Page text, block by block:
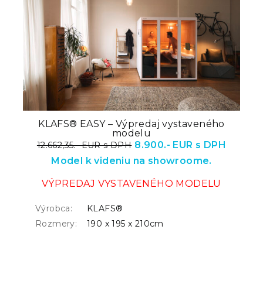
KLAFS® EASY – Výpredaj vystaveného
modelu
12.662,35.- EUR s DPH 8.900.- EUR s DPH
Model k videniu na showroome.
VÝPREDAJ VYSTAVENÉHO MODELU
Výrobca:
KLAFS®
Rozmery:
190 x 195 x 210cm